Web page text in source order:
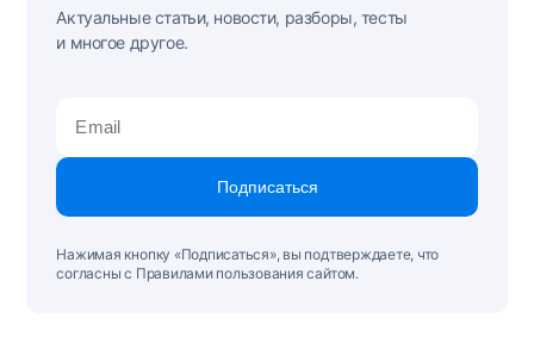
Актуальные статьи, новости, разборы, тесты
и многое другое.
Подписаться
Нажимая кнопку «Подписаться», вы подтверждаете, что
согласны с Правилами пользования сайтом.